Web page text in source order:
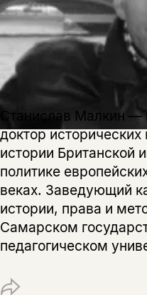
Станислав Малкин
доктор
истории Британской
политике
веках. Заведующий
истории, права и
Самарском
педагогическом
Поделиться
Копировать
За подписку
скидку 15%
Я соглашаюсь с
на склад
электронный
Я соглашаюсь с
Эта книга
не
Скажите,
вам уже
нет,